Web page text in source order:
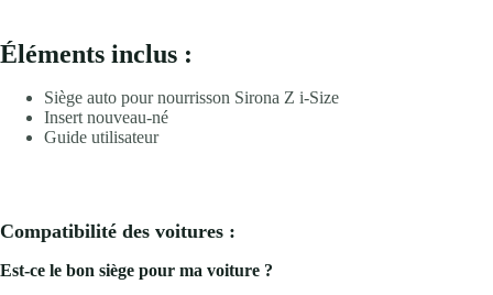
Éléments inclus :
Siège auto pour nourrisson Sirona Z i-Size
Insert nouveau-né
Guide utilisateur
Compatibilité des voitures :
Est-ce le bon siège pour ma voiture ?